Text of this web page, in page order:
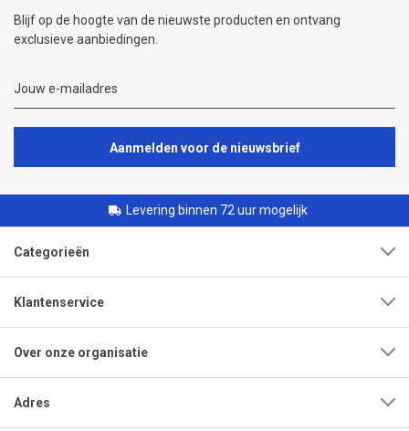
Blijf op de hoogte van de nieuwste producten en ontvang
exclusieve aanbiedingen.
Aanmelden voor de nieuwsbrief
Levering binnen 72 uur mogelijk
Categorieën
Klantenservice
Over onze organisatie
Adres